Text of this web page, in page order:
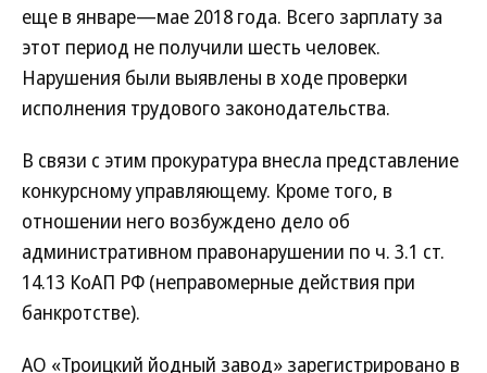
еще в январе—мае 2018 года. Всего зарплату за
этот период не получили шесть человек.
Нарушения были выявлены в ходе проверки
исполнения трудового законодательства.
В связи с этим прокуратура внесла представление
конкурсному управляющему. Кроме того, в
отношении него возбуждено дело об
административном правонарушении по ч. 3.1 ст.
14.13 КоАП РФ (неправомерные действия при
банкротстве).
АО «Троицкий йодный завод» зарегистрировано в